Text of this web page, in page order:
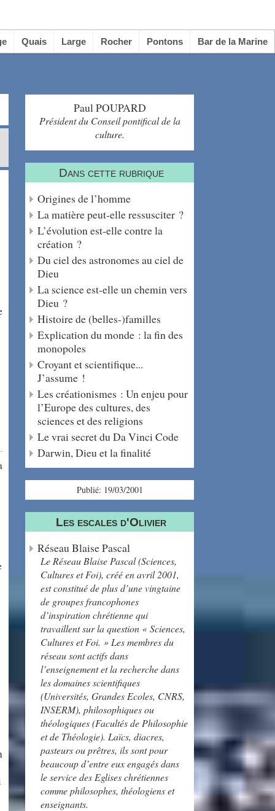
Quais Large Rocher Pontons Bar de la Marine
Paul POUPARD
Président du Conseil pontifical de la
culture.
Dans cette rubrique
Origines de l’homme
La matière peut-elle ressusciter ?
L’évolution est-elle contre la
création ?
Du ciel des astronomes au ciel de
Dieu
La science est-elle un chemin vers
Dieu ?
Histoire de (belles-)familles
Explication du monde : la fin des
monopoles
Croyant et scientifique...
J’assume !
Les créationismes : Un enjeu pour
l’Europe des cultures, des
sciences et des religions
Le vrai secret du Da Vinci Code
Darwin, Dieu et la finalité
Publié: 19/03/2001
Les escales d'Olivier
Réseau Blaise Pascal
Le Réseau Blaise Pascal (Sciences,
Cultures et Foi), créé en avril 2001,
est constitué de plus d’une vingtaine
de groupes francophones
d’inspiration chrétienne qui
travaillent sur la question « Sciences,
Cultures et Foi. » Les membres du
réseau sont actifs dans
l’enseignement et la recherche dans
les domaines scientifiques
(Universités, Grandes Ecoles, CNRS,
INSERM), philosophiques ou
théologiques (Facultés de Philosophie
et de Théologie). Laïcs, diacres,
pasteurs ou prêtres, ils sont pour
beaucoup d’entre eux engagés dans
le service des Eglises chrétiennes
comme philosophes, théologiens et
enseignants.